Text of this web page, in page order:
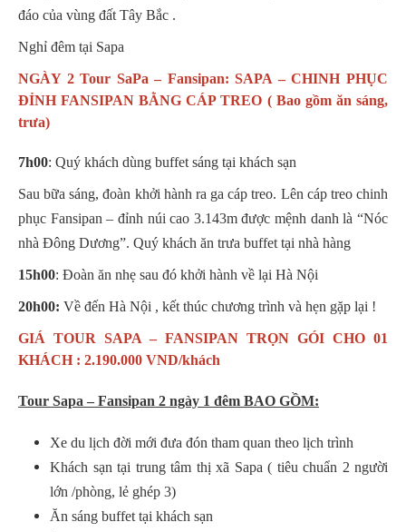
đáo của vùng đất Tây Bắc .
Nghỉ đêm tại Sapa
NGÀY 2 Tour SaPa – Fansipan: SAPA – CHINH PHỤC
ĐỈNH FANSIPAN BẰNG CÁP TREO ( Bao gồm ăn sáng,
trưa)
7h00: Quý khách dùng buffet sáng tại khách sạn
Sau bữa sáng, đoàn khởi hành ra ga cáp treo. Lên cáp treo chinh
phục Fansipan – đỉnh núi cao 3.143m được mệnh danh là “Nóc
nhà Đông Dương”. Quý khách ăn trưa buffet tại nhà hàng
15h00: Đoàn ăn nhẹ sau đó khởi hành về lại Hà Nội
20h00: Về đến Hà Nội , kết thúc chương trình và hẹn gặp lại !
GIÁ TOUR SAPA – FANSIPAN TRỌN GÓI CHO 01
KHÁCH : 2.190.000 VND/khách
Tour Sapa – Fansipan 2 ngày 1 đêm BAO GỒM:
Xe du lịch đời mới đưa đón tham quan theo lịch trình
Khách sạn tại trung tâm thị xã Sapa ( tiêu chuẩn 2 người
lớn /phòng, lẻ ghép 3)
Ăn sáng buffet tại khách sạn